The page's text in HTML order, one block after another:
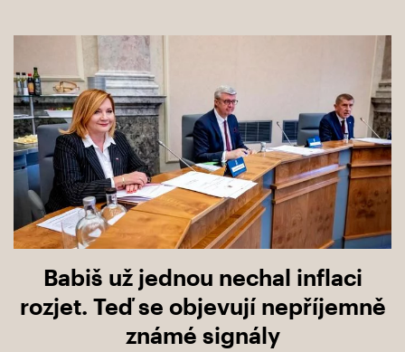
Babiš už jednou nechal inflaci
rozjet. Teď se objevují nepříjemně
známé signály